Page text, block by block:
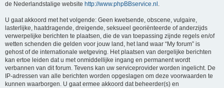
de Nederlandstalige website http://www.phpBBservice.nl .
U gaat akkoord met het volgende: Geen kwetsende, obscene, vulgaire,
lasterlijke, haatdragende, dreigende, seksueel georiënteerde of anderzijds
verwerpelijke berichten te plaatsen, die de van toepassing zijnde regels en/of
wetten schenden die gelden voor jouw land, het land waar “My forum” is
gehost of de internationale wetgeving. Het plaatsen van dergelijke berichten
kan ertoe leiden dat u met onmiddellijke ingang en permanent wordt
verbannen van dit forum. Tevens kan uw serviceprovider worden ingelicht. De
IP-adressen van alle berichten worden opgeslagen om deze voorwaarden te
kunnen waarborgen. U gaat ermee akkoord dat beheerder(s) en